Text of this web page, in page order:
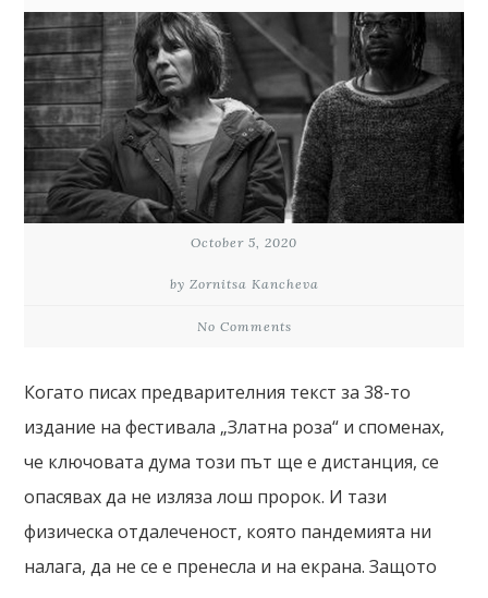
October 5, 2020
by Zornitsa Kancheva
No Comments
Когато писах предварителния текст за 38-то
издание на фестивала „Златна роза“ и споменах,
че ключовата дума този път ще е дистанция, се
опасявах да не изляза лош пророк. И тази
физическа отдалеченост, която пандемията ни
налага, да не се е пренесла и на екрана. Защото